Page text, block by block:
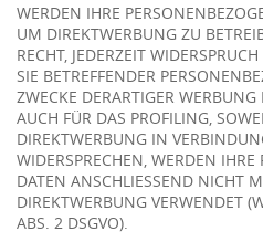
WERDEN IHRE
UM DIREKTWERBUNG ZU
RECHT, JEDERZEIT
SIE BETREFFENDER
ZWECKE DERARTIGER
AUCH FÜR DAS PROFILING,
DIREKTWERBUNG IN
WIDERSPRECHEN, WERDEN
DATEN ANSCHLIESSEND NICHT
DIREKTWERBUNG VERWENDET
ABS. 2 DSGVO).